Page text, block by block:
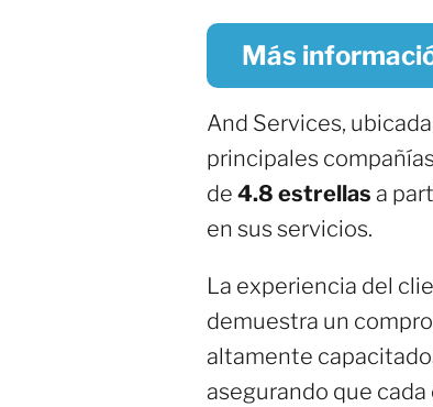
Más
And Services,
principales
de 4.8 estrellas a
en sus servicios.
La experiencia del
demuestra un
altamente
asegurando que